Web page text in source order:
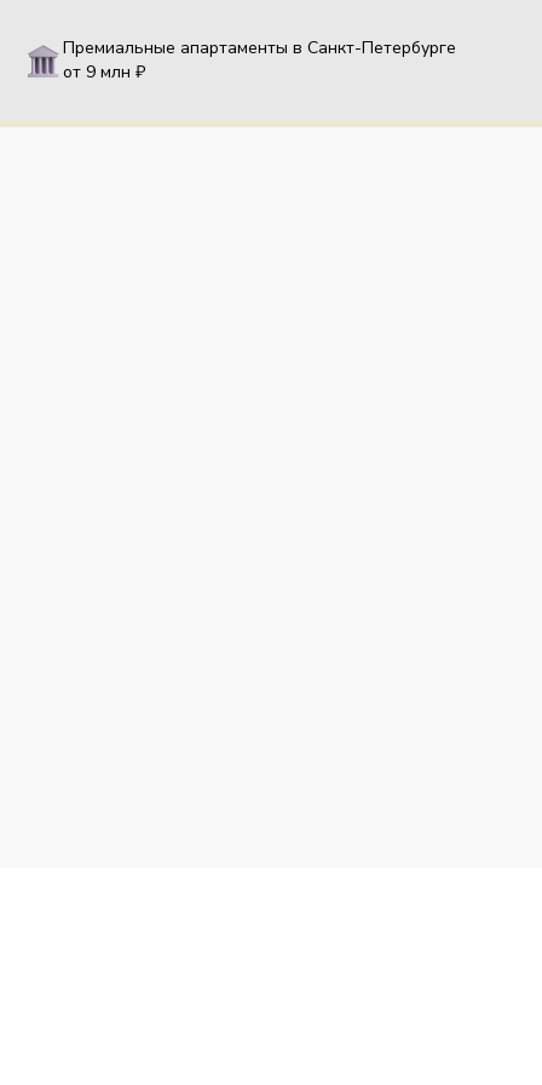
Премиальные апартаменты в Санкт-Петербурге
от 9 млн ₽